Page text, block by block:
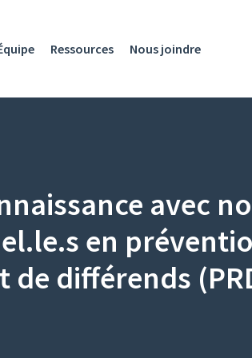
Ressources Nous joindre
avec
en
de différends